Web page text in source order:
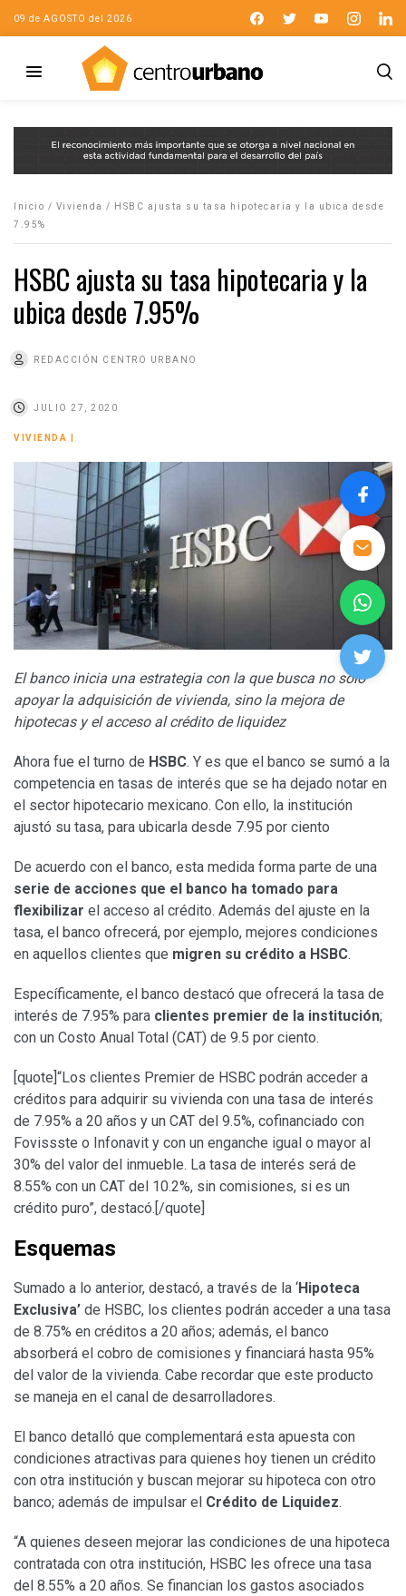
09 de AGOSTO del 2026
Inicio / Vivienda /
HSBC ajusta su tasa hipotecaria y la ubica desde
7.95%
HSBC ajusta su tasa hipotecaria y la
ubica desde 7.95%
REDACCIÓN CENTRO URBANO
JULIO 27, 2020
VIVIENDA
El banco inicia una estrategia con la que busca no sólo
apoyar la adquisición de vivienda, sino la mejora de
hipotecas y el acceso al crédito de liquidez
Ahora fue el turno de HSBC. Y es que el banco se sumó a la
competencia en tasas de interés que se ha dejado notar en
el sector hipotecario mexicano. Con ello, la institución
ajustó su tasa, para ubicarla desde 7.95 por ciento
De acuerdo con el banco, esta medida forma parte de una
serie de acciones que el banco ha tomado para
flexibilizar el acceso al crédito. Además del ajuste en la
tasa, el banco ofrecerá, por ejemplo, mejores condiciones
en aquellos clientes que migren su crédito a HSBC.
Específicamente, el banco destacó que ofrecerá la tasa de
interés de 7.95% para clientes premier de la institución;
con un Costo Anual Total (CAT) de 9.5 por ciento.
[quote]“Los clientes Premier de HSBC podrán acceder a
créditos para adquirir su vivienda con una tasa de interés
de 7.95% a 20 años y un CAT del 9.5%, cofinanciado con
Fovissste o Infonavit y con un enganche igual o mayor al
30% del valor del inmueble. La tasa de interés será de
8.55% con un CAT del 10.2%, sin comisiones, si es un
crédito puro”, destacó.[/quote]
Esquemas
Sumado a lo anterior, destacó, a través de la ‘Hipoteca
Exclusiva’ de HSBC, los clientes podrán acceder a una tasa
de 8.75% en créditos a 20 años; además, el banco
absorberá el cobro de comisiones y financiará hasta 95%
del valor de la vivienda. Cabe recordar que este producto
se maneja en el canal de desarrolladores.
El banco detalló que complementará esta apuesta con
condiciones atractivas para quienes hoy tienen un crédito
con otra institución y buscan mejorar su hipoteca con otro
banco; además de impulsar el Crédito de Liquidez.
“A quienes deseen mejorar las condiciones de una hipoteca
contratada con otra institución, HSBC les ofrece una tasa
del 8.55% a 20 años. Se financian los gastos asociados